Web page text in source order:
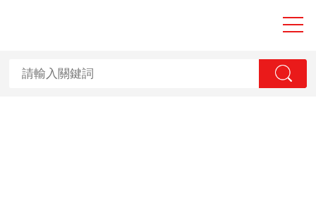
大香蕉性爱视频,
香蕉国产2023,